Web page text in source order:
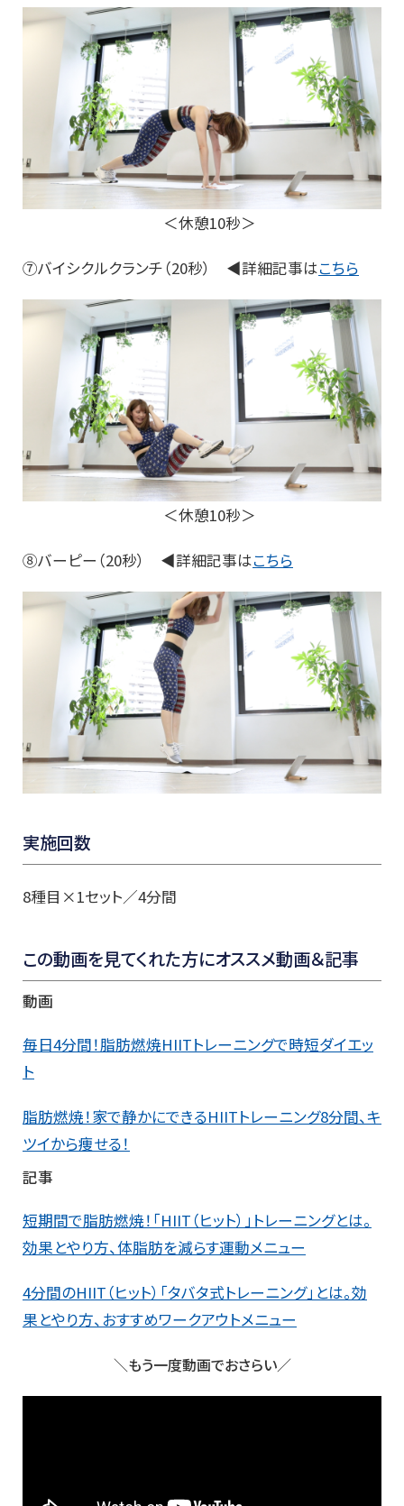
＜休憩10秒＞
⑦バイシクルクランチ（20秒） ◀詳細記事はこちら
＜休憩10秒＞
⑧バーピー（20秒） ◀詳細記事はこちら
実施回数
8種目×1セット／4分間
この動画を見てくれた方にオススメ動画＆記事
動画
毎日4分間！脂肪燃焼HIITトレーニングで時短ダイエッ
ト
脂肪燃焼！家で静かにできるHIITトレーニング8分間、キ
ツイから痩せる！
記事
短期間で脂肪燃焼！「HIIT（ヒット）」トレーニングとは。
効果とやり方、体脂肪を減らす運動メニュー
4分間のHIIT（ヒット）「タバタ式トレーニング」とは。効
果とやり方、おすすめワークアウトメニュー
＼もう一度動画でおさらい／